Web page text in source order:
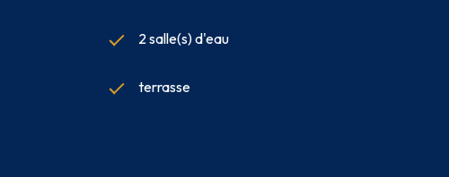
2 salle(s) d'eau
terrasse